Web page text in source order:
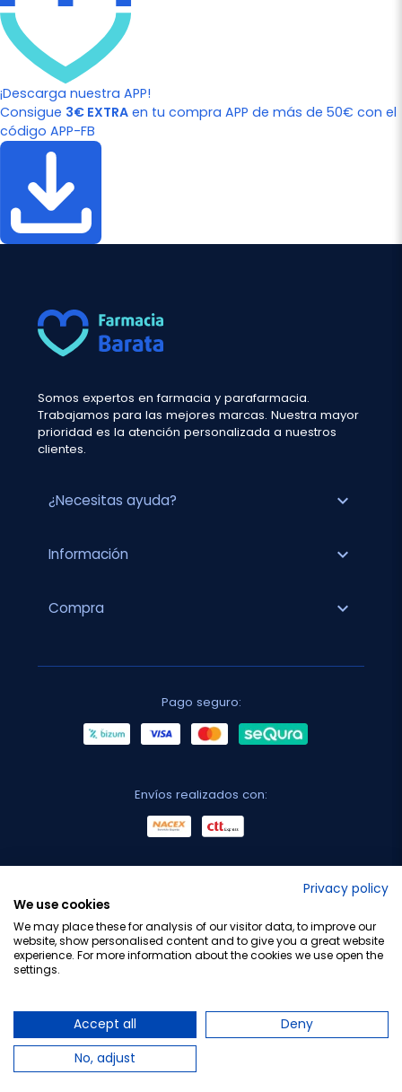
¡Descarga nuestra APP!
Consigue 3€ EXTRA en tu compra APP de más de 50€ con el
código APP-FB
Somos expertos en farmacia y parafarmacia.
Trabajamos para las mejores marcas. Nuestra mayor
prioridad es la atención personalizada a nuestros
clientes.
¿Necesitas ayuda? expand_more
Información expand_more
Compra expand_more
Pago seguro:
Envíos realizados con:
Privacy policy
We use cookies
We may place these for analysis of our visitor data, to improve our
website, show personalised content and to give you a great website
experience. For more information about the cookies we use open the
settings.
Accept all
Deny
No, adjust